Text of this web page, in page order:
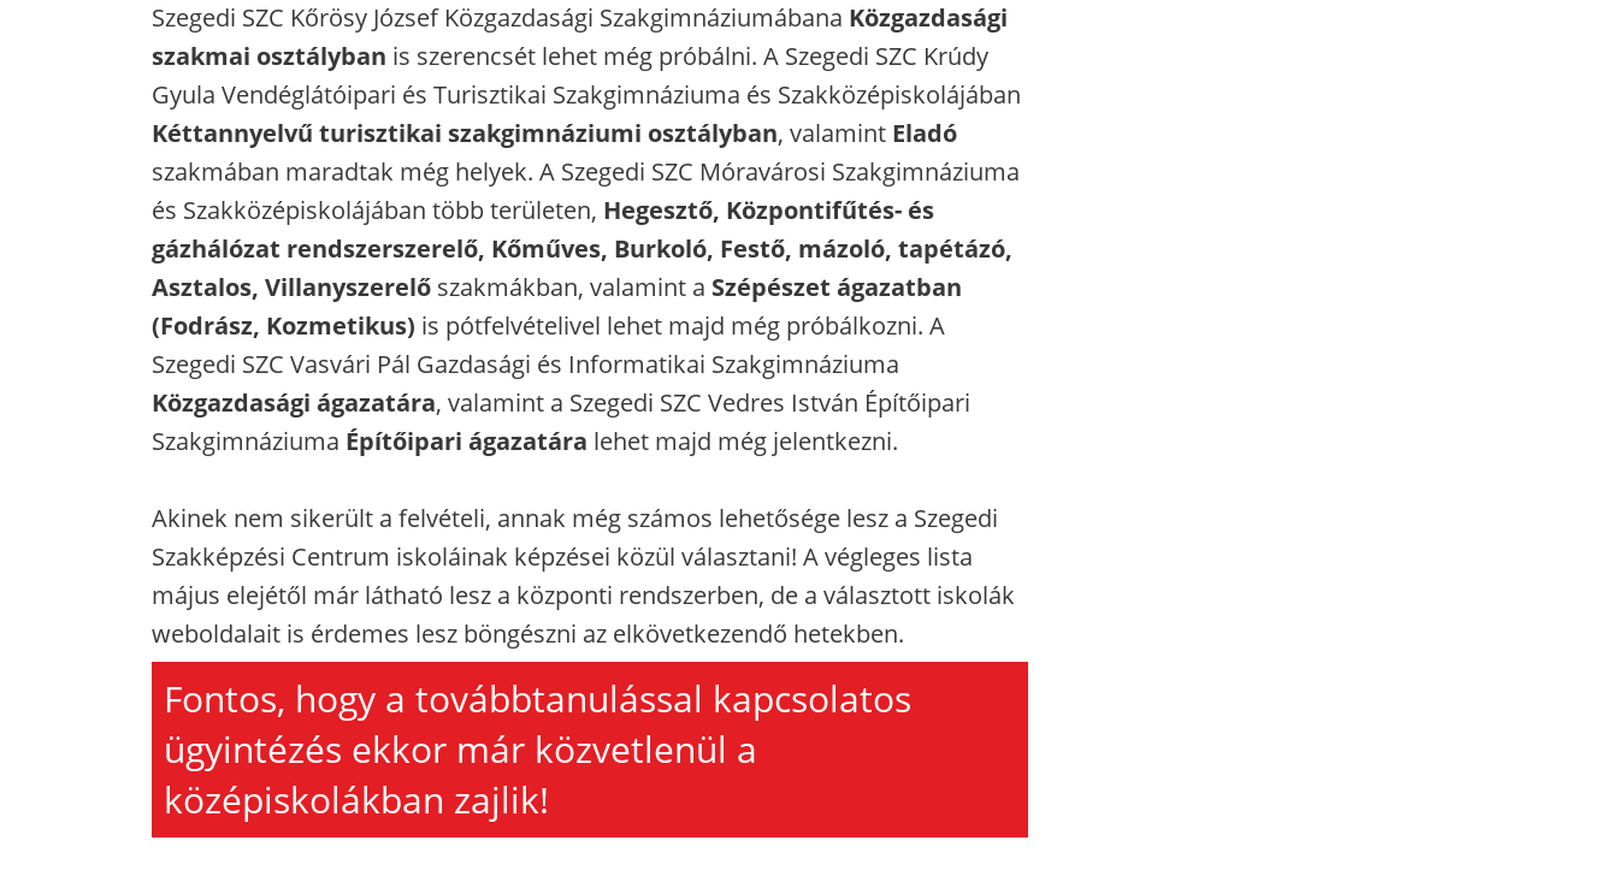
Szegedi SZC Kőrösy József Közgazdasági Szakgimnáziumábana Közgazdasági
szakmai osztályban is szerencsét lehet még próbálni. A Szegedi SZC Krúdy
Gyula Vendéglátóipari és Turisztikai Szakgimnáziuma és Szakközépiskolájában
Kéttannyelvű turisztikai szakgimnáziumi osztályban, valamint Eladó
szakmában maradtak még helyek. A Szegedi SZC Móravárosi Szakgimnáziuma
és Szakközépiskolájában több területen, Hegesztő, Központifűtés- és
gázhálózat rendszerszerelő, Kőműves, Burkoló, Festő, mázoló, tapétázó,
Asztalos, Villanyszerelőszakmákban, valamint a Szépészet ágazatban
(Fodrász, Kozmetikus) is pótfelvételivel lehet majd még próbálkozni. A
Szegedi SZC Vasvári Pál Gazdasági és Informatikai Szakgimnáziuma
Közgazdasági ágazatára, valamint a Szegedi SZC Vedres István Építőipari
Szakgimnáziuma Építőipari ágazatára lehet majd még jelentkezni.
Akinek nem sikerült a felvételi, annak még számos lehetősége lesz a Szegedi
Szakképzési Centrum iskoláinak képzései közül választani! A végleges lista
május elejétől már látható lesz a központi rendszerben, de a választott iskolák
weboldalait is érdemes lesz böngészni az elkövetkezendő hetekben.
Fontos, hogy a továbbtanulással kapcsolatos
ügyintézés ekkor már közvetlenül a
középiskolákban zajlik!